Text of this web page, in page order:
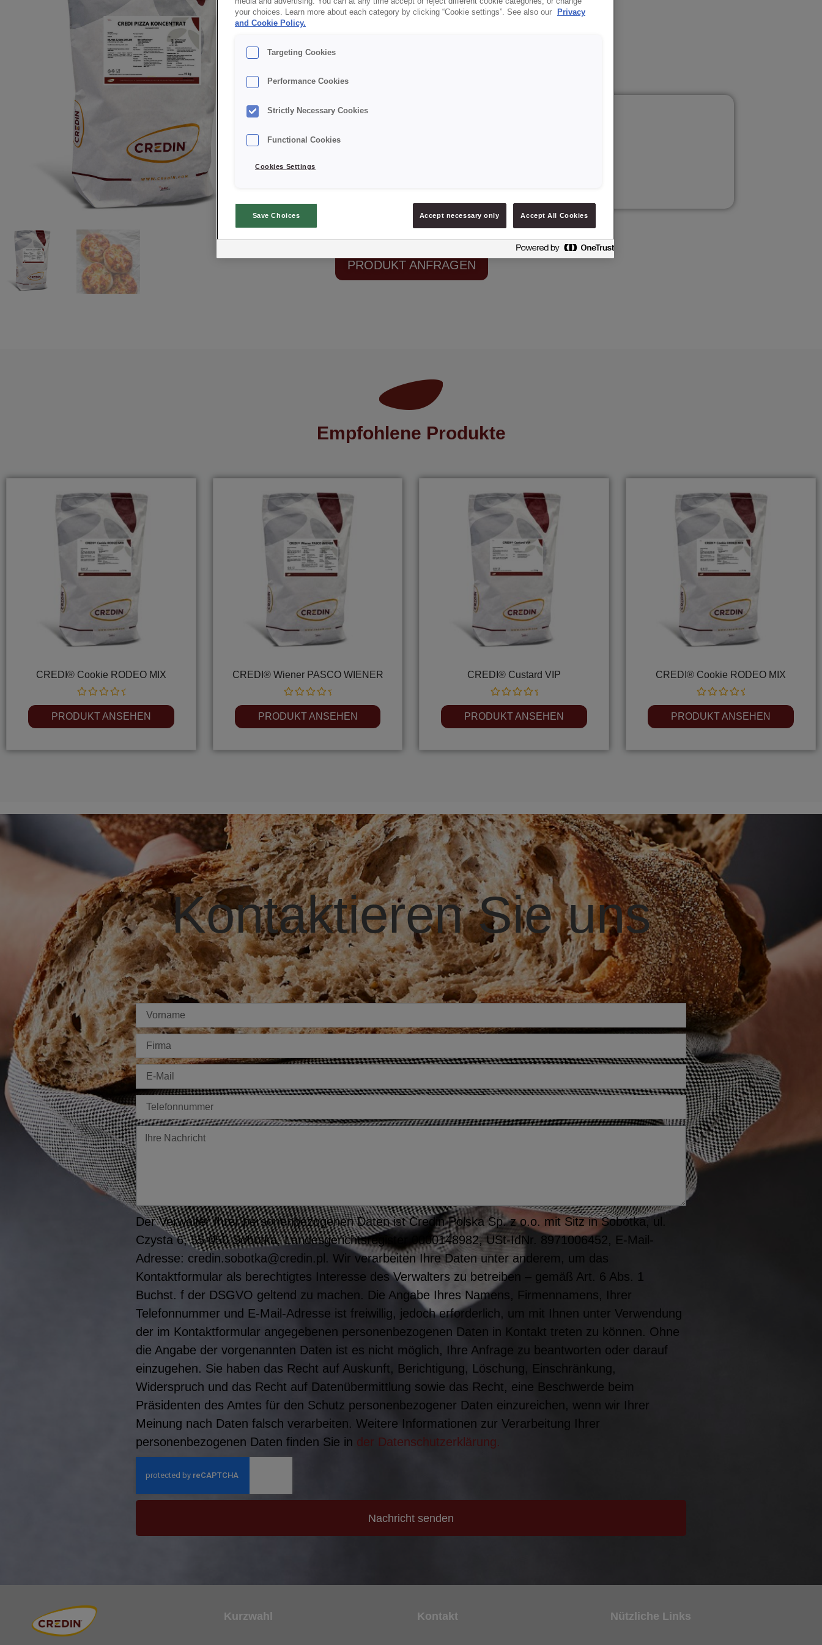
PRODUKT ANFRAGEN
Empfohlene Produkte
CREDI® Cookie RODEO MIX
Rated
0
out
of
PRODUKT ANSEHEN
CREDI® Wiener PASCO WIENER
Rated
0
out
of
PRODUKT ANSEHEN
CREDI® Custard VIP
Rated
0
out
of
PRODUKT ANSEHEN
CREDI® Cookie RODEO MIX
Rated
0
out
of
PRODUKT ANSEHEN
Kontaktieren Sie uns
Imię
Firma
E-
mail
Tel
Twoja
wiadomość
Der Verwalter Ihrer personenbezogenen Daten ist Credin Polska Sp. z o.o. mit Sitz in Sobótka, ul.
Czysta 6, 55-050 Sobótka, Landesgerichtsregister 0000148982, USt-IdNr. 8971006452, E-Mail-
Adresse: credin.sobotka@credin.pl. Wir verarbeiten Ihre Daten unter anderem, um das
Kontaktformular als berechtigtes Interesse des Verwalters zu betreiben – gemäß Art. 6 Abs. 1
Buchst. f der DSGVO geltend zu machen. Die Angabe Ihres Namens, Firmennamens, Ihrer
Telefonnummer und E-Mail-Adresse ist freiwillig, jedoch erforderlich, um mit Ihnen unter Verwendung
der im Kontaktformular angegebenen personenbezogenen Daten in Kontakt treten zu können. Ohne
die Angabe der vorgenannten Daten ist es nicht möglich, Ihre Anfrage zu beantworten oder darauf
einzugehen. Sie haben das Recht auf Auskunft, Berichtigung, Löschung, Einschränkung,
Widerspruch und das Recht auf Datenübermittlung sowie das Recht, eine Beschwerde beim
Präsidenten des Amtes für den Schutz personenbezogener Daten einzureichen, wenn wir Ihrer
Meinung nach Daten falsch verarbeiten. Weitere Informationen zur Verarbeitung Ihrer
personenbezogenen Daten finden Sie in der Datenschutzerklärung.
Nachricht senden
Kurzwahl Kontakt Nützliche Links
your choices. Learn more about each category by clicking “Cookie settings”. See also our
Privacy
and Cookie Policy.
Targeting Cookies
Performance Cookies
Strictly Necessary Cookies
Functional Cookies
Cookies Settings
Save Choices Accept necessary only Accept All Cookies